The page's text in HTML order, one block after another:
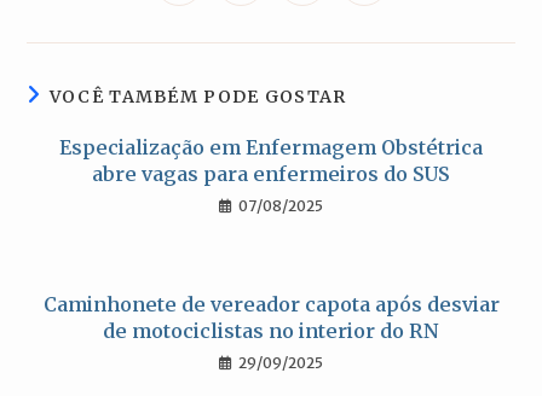
em
nova
em
nova
em
nova
em
nova
VOCÊ TAMBÉM PODE GOSTAR
Especialização em Enfermagem Obstétrica
abre vagas para enfermeiros do SUS
07/08/2025
Caminhonete de vereador capota após desviar
de motociclistas no interior do RN
29/09/2025